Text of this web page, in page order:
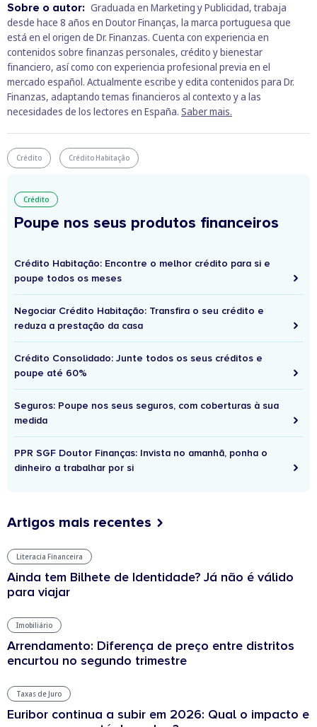
Sobre o autor: Graduada en Marketing y Publicidad, trabaja
desde hace 8 años en Doutor Finanças, la marca portuguesa que
está en el origen de Dr. Finanzas. Cuenta con experiencia en
contenidos sobre finanzas personales, crédito y bienestar
financiero, así como con experiencia profesional previa en el
mercado español. Actualmente escribe y edita contenidos para Dr.
Finanzas, adaptando temas financieros al contexto y a las
necesidades de los lectores en España. Saber mais.
Crédito Crédito Habitação
Crédito
Poupe nos seus produtos financeiros
Crédito Habitação: Encontre o melhor crédito para si e
poupe todos os meses
Negociar Crédito Habitação: Transfira o seu crédito e
reduza a prestação da casa
Crédito Consolidado: Junte todos os seus créditos e
poupe até 60%
Seguros: Poupe nos seus seguros, com coberturas à sua
medida
PPR SGF Doutor Finanças: Invista no amanhã, ponha o
dinheiro a trabalhar por si
Artigos mais recentes
Literacia Financeira
Ainda tem Bilhete de Identidade? Já não é válido
para viajar
Imobiliário
Arrendamento: Diferença de preço entre distritos
encurtou no segundo trimestre
Taxas de Juro
Euribor continua a subir em 2026: Qual o impacto e